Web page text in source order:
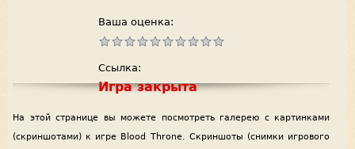
Ваша оценка:
Ссылка:
Игра закрыта
На этой странице вы можете посмотреть галерею с картинками
(скриншотами) к игре Blood Throne. Скриншоты (снимки игрового